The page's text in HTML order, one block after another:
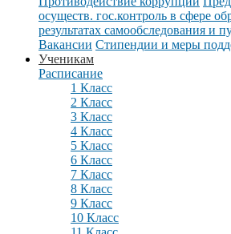
осуществ. гос.контроль в сфере
результатах самообследования и
Вакансии Стипендии и меры
Ученикам
Расписание
1 Класс
2 Класс
3 Класс
4 Класс
5 Класс
6 Класс
7 Класс
8 Класс
9 Класс
10 Класс